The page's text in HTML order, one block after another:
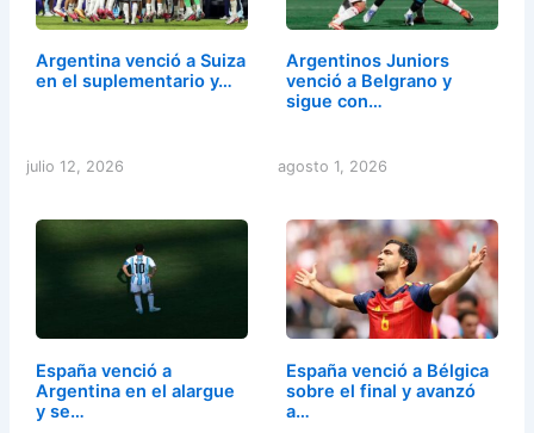
Argentina venció a Suiza
en el suplementario y…
julio 12, 2026
Argentinos Juniors
venció a Belgrano y
sigue con…
agosto 1, 2026
España venció a
Argentina en el alargue
y se…
España venció a Bélgica
sobre el final y avanzó
a…